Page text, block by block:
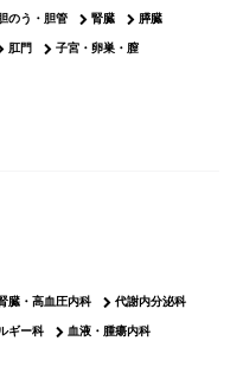
胆のう・胆管 腎臓 膵臓
肛門 子宮・卵巣・膣
臓・高血圧内科 代謝内分泌科
ギー科 血液・腫瘍内科